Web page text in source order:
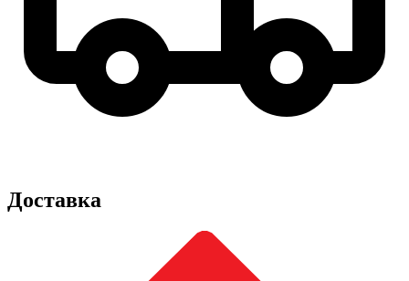
Доставка